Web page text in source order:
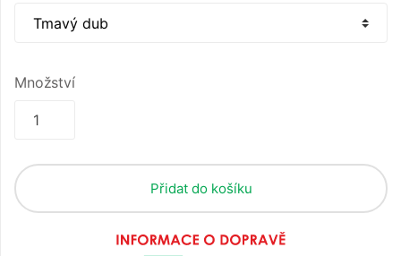
Množství
Přidat do košíku